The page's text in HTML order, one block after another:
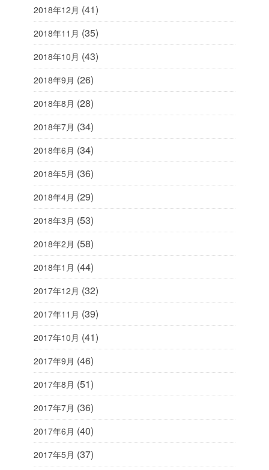
2018年12月 (41)
2018年11月 (35)
2018年10月 (43)
2018年9月 (26)
2018年8月 (28)
2018年7月 (34)
2018年6月 (34)
2018年5月 (36)
2018年4月 (29)
2018年3月 (53)
2018年2月 (58)
2018年1月 (44)
2017年12月 (32)
2017年11月 (39)
2017年10月 (41)
2017年9月 (46)
2017年8月 (51)
2017年7月 (36)
2017年6月 (40)
2017年5月 (37)